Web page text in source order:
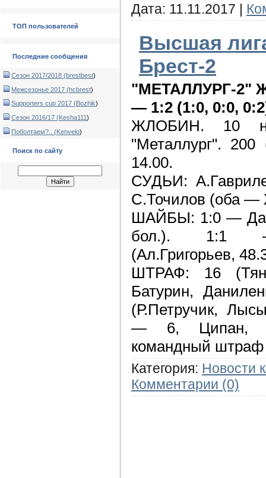
ТОП пользователей
Последние сообщения
Сезон 2017/2018 (brestbest)
Межсезонье 2017 (hcbrest)
Supporters cup 2017 (Bozhik)
Сезон 2016/17 (Kesha111)
Поболтаем?.. (Kenvelo)
Поиск по сайту
Дата: 11.11.2017 |
Высшая
Брест-2
"МЕТАЛЛУРГ-2"
— 1:2 (1:0, 0:0,
ЖЛОБИН. 10
"Металлург".
14.00.
СУДЬИ:
С.Точилов (оба —
ШАЙБЫ: 1:0 —
бол.). 1:1 —
(Ал.Григорьев,
ШТРАФ: 16
Батурин,
(Р.Петручик,
— 6, Ципан,
командный
Категория: Новости
Комментарии (0)